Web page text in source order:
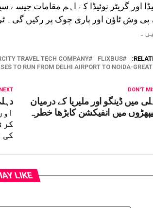
FLIXBUS
TRAVEL TECH COMPANY
TO RUN FROM DELHI AIRPORT TO NOIDA-
کی
DON'T
میں ڈینگو اور ملیریا کے درمیان
میں انفیکشن کابڑھا خطرہ
LIKE